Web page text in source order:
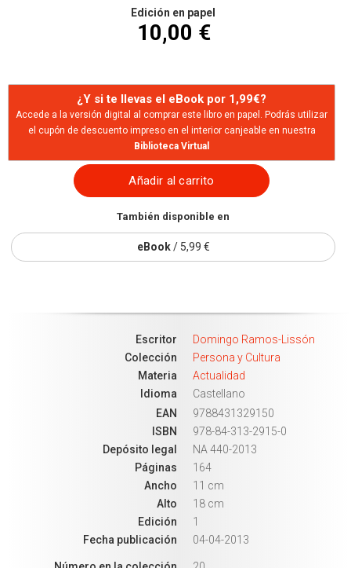
Edición en papel
10,00 €
¿Y si te llevas el eBook por 1,99€?
Accede a la versión digital al comprar este libro en papel. Podrás utilizar
el cupón de descuento impreso en el interior canjeable en nuestra
Biblioteca Virtual
Añadir al carrito
También disponible en
eBook/ 5,99 €
Escritor
Domingo Ramos-Lissón
Colección
Persona y Cultura
Materia
Actualidad
Idioma
Castellano
EAN
9788431329150
ISBN
978-84-313-2915-0
Depósito legal
NA 440-2013
Páginas
164
Ancho
11 cm
Alto
18 cm
Edición
1
Fecha publicación
04-04-2013